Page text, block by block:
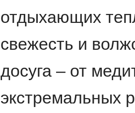
отдыхающих
свежесть и
досуга – от
экстремальных